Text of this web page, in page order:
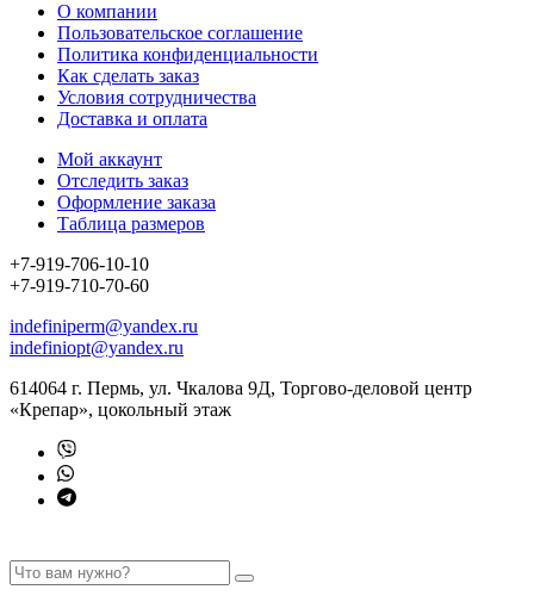
О компании
Пользовательское соглашение
Политика конфиденциальности
Как сделать заказ
Условия сотрудничества
Доставка и оплата
Мой аккаунт
Отследить заказ
Оформление заказа
Таблица размеров
+7-919-706-10-10
+7-919-710-70-60
indefiniperm@yandex.ru
indefiniopt@yandex.ru
614064 г. Пермь, ул. Чкалова 9Д, Торгово-деловой центр
«Крепар», цокольный этаж